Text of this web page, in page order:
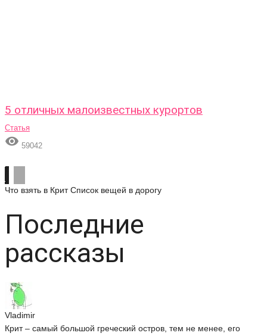
5 отличных малоизвестных курортов
Статья
 59042
Что взять в Крит Список вещей в дорогу
Последние
рассказы
Vladimir
Крит – самый большой греческий остров, тем не менее, его